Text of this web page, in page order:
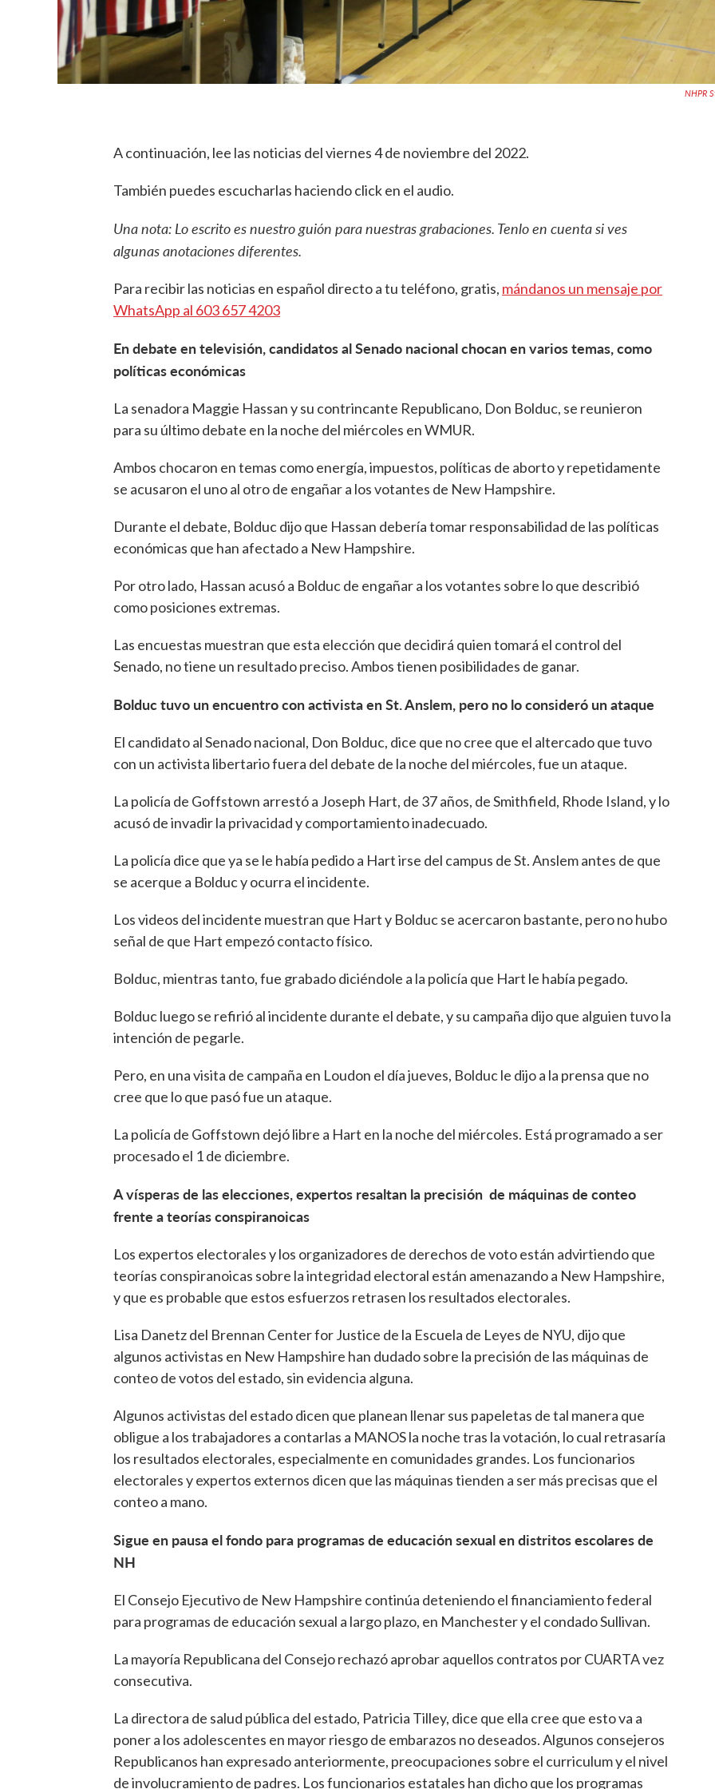
NHPR
A continuación, lee las noticias del viernes 4 de noviembre del 2022.
También puedes escucharlas haciendo click en el audio.
Una nota: Lo escrito es nuestro guión para nuestras grabaciones. Tenlo en cuenta si ves
algunas anotaciones diferentes.
Para recibir las noticias en español directo a tu teléfono, gratis, mándanos un mensaje por
WhatsApp al 603 657 4203
En debate en televisión, candidatos al Senado nacional chocan en varios temas, como
políticas económicas
La senadora Maggie Hassan y su contrincante Republicano, Don Bolduc, se reunieron
para su último debate en la noche del miércoles en WMUR.
Ambos chocaron en temas como energía, impuestos, políticas de aborto y repetidamente
se acusaron el uno al otro de engañar a los votantes de New Hampshire.
Durante el debate, Bolduc dijo que Hassan debería tomar responsabilidad de las políticas
económicas que han afectado a New Hampshire.
Por otro lado, Hassan acusó a Bolduc de engañar a los votantes sobre lo que describió
como posiciones extremas.
Las encuestas muestran que esta elección que decidirá quien tomará el control del
Senado, no tiene un resultado preciso. Ambos tienen posibilidades de ganar.
Bolduc tuvo un encuentro con activista en St. Anslem, pero no lo consideró un ataque
El candidato al Senado nacional, Don Bolduc, dice que no cree que el altercado que tuvo
con un activista libertario fuera del debate de la noche del miércoles, fue un ataque.
La policía de Goffstown arrestó a Joseph Hart, de 37 años, de Smithfield, Rhode Island, y lo
acusó de invadir la privacidad y comportamiento inadecuado.
La policía dice que ya se le había pedido a Hart irse del campus de St. Anslem antes de que
se acerque a Bolduc y ocurra el incidente.
Los videos del incidente muestran que Hart y Bolduc se acercaron bastante, pero no hubo
señal de que Hart empezó contacto físico.
Bolduc, mientras tanto, fue grabado diciéndole a la policía que Hart le había pegado.
Bolduc luego se refirió al incidente durante el debate, y su campaña dijo que alguien tuvo la
intención de pegarle.
Pero, en una visita de campaña en Loudon el día jueves, Bolduc le dijo a la prensa que no
cree que lo que pasó fue un ataque.
La policía de Goffstown dejó libre a Hart en la noche del miércoles. Está programado a ser
procesado el 1 de diciembre.
A vísperas de las elecciones, expertos resaltan la precisión de máquinas de conteo
frente a teorías conspiranoicas
Los expertos electorales y los organizadores de derechos de voto están advirtiendo que
teorías conspiranoicas sobre la integridad electoral están amenazando a New Hampshire,
y que es probable que estos esfuerzos retrasen los resultados electorales.
Lisa Danetz del Brennan Center for Justice de la Escuela de Leyes de NYU, dijo que
algunos activistas en New Hampshire han dudado sobre la precisión de las máquinas de
conteo de votos del estado, sin evidencia alguna.
Algunos activistas del estado dicen que planean llenar sus papeletas de tal manera que
obligue a los trabajadores a contarlas a MANOS la noche tras la votación, lo cual retrasaría
los resultados electorales, especialmente en comunidades grandes. Los funcionarios
electorales y expertos externos dicen que las máquinas tienden a ser más precisas que el
conteo a mano.
Sigue en pausa el fondo para programas de educación sexual en distritos escolares de
NH
El Consejo Ejecutivo de New Hampshire continúa deteniendo el financiamiento federal
para programas de educación sexual a largo plazo, en Manchester y el condado Sullivan.
La mayoría Republicana del Consejo rechazó aprobar aquellos contratos por CUARTA vez
consecutiva.
La directora de salud pública del estado, Patricia Tilley, dice que ella cree que esto va a
poner a los adolescentes en mayor riesgo de embarazos no deseados. Algunos consejeros
Republicanos han expresado anteriormente, preocupaciones sobre el curriculum y el nivel
de involucramiento de padres. Los funcionarios estatales han dicho que los programas